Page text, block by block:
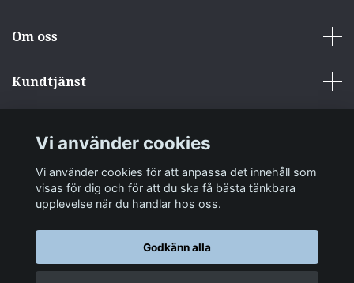
Om oss
Kundtjänst
Sociala medier
Vi använder cookies
Vi använder cookies för att anpassa det innehåll som
visas för dig och för att du ska få bästa tänkbara
upplevelse när du handlar hos oss.
Godkänn alla